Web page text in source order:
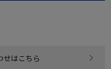
せはこちら